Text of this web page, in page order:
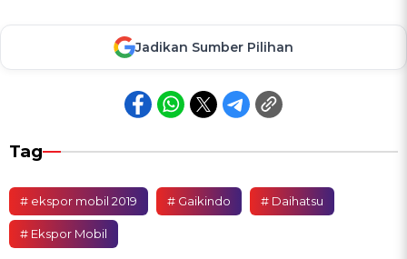
Jadikan Sumber Pilihan
Tag
# ekspor mobil 2019 # Gaikindo # Daihatsu
# Ekspor Mobil